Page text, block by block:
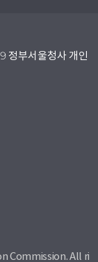
정부서울청사 개인
All ri